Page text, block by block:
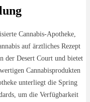
Cannabis-Apotheke,
auf ärztliches Rezept
der Desert Court und bietet
Cannabisprodukten
unterliegt die Spring
um die Verfügbarkeit